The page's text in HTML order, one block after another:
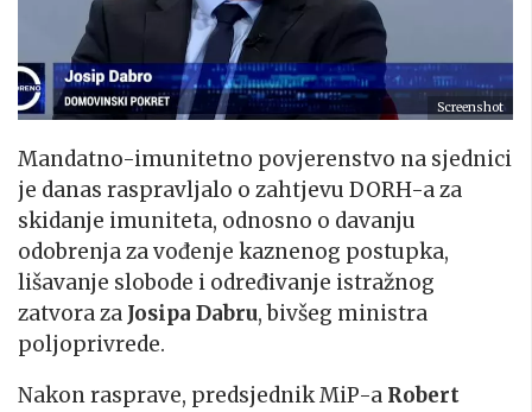
Screenshot
Mandatno-imunitetno povjerenstvo na sjednici
je danas raspravljalo o zahtjevu DORH-a za
skidanje imuniteta, odnosno o davanju
odobrenja za vođenje kaznenog postupka,
lišavanje slobode i određivanje istražnog
zatvora za Josipa Dabru, bivšeg ministra
poljoprivrede.
Nakon rasprave, predsjednik MiP-a Robert